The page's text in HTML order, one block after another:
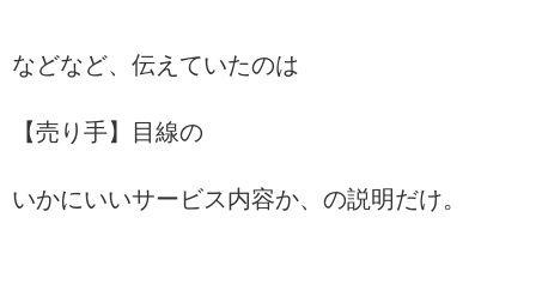
などなど、伝えていたのは
【売り手】目線の
いかにいいサービス内容か、の説明だけ。